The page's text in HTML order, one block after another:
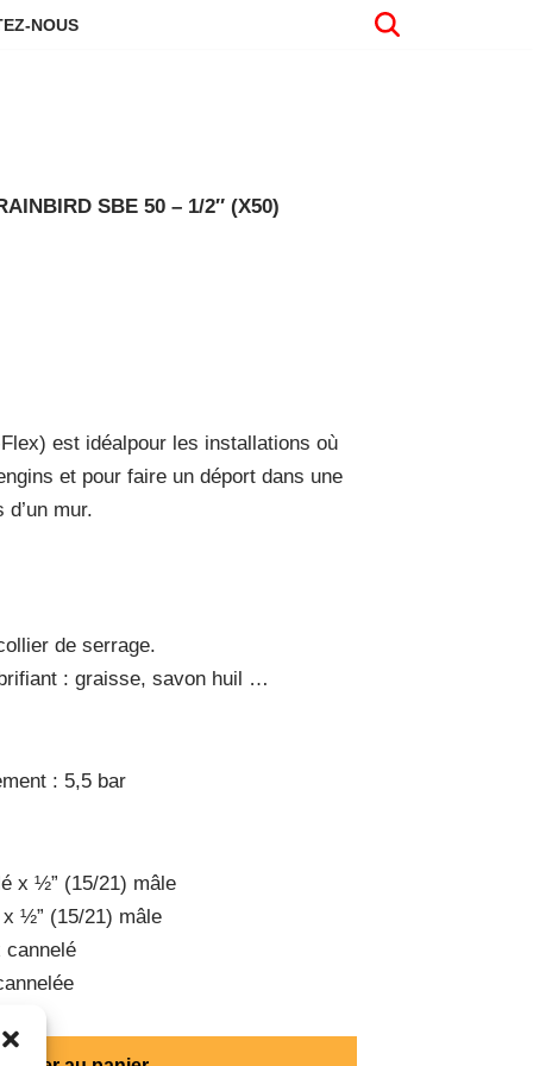
NOUS
SBE 50 – 1/2″ (X50)
est idéalpour les installations où
et pour faire un déport dans une
mur.
de serrage.
: graisse, savon huil …
: 5,5 bar
x ½” (15/21) mâle
½” (15/21) mâle
cannelé